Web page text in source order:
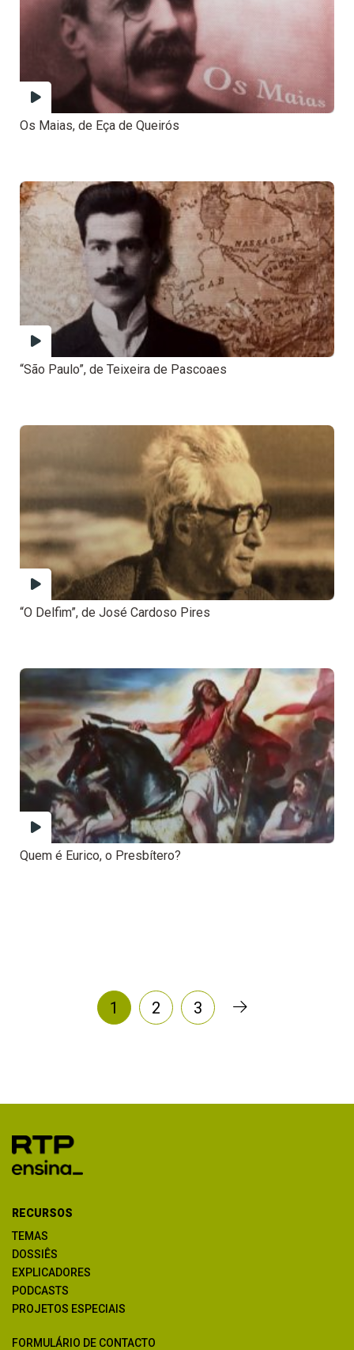
Os Maias, de Eça de Queirós
“São Paulo”, de Teixeira de Pascoaes
“O Delfim”, de José Cardoso Pires
Quem é Eurico, o Presbítero?
1 2 3
RECURSOS
TEMAS
DOSSIÊS
EXPLICADORES
PODCASTS
PROJETOS ESPECIAIS
FORMULÁRIO DE CONTACTO